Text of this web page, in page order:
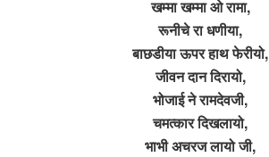
खम्मा खम्मा ओ रामा,
रूनीचे रा धणीया,
बाछडीया ऊपर हाथ फेरीयो,
जीवन दान दिरायो,
भोजाई ने रामदेवजी,
चमत्कार दिखलायो,
भाभी अचरज लायो जी,